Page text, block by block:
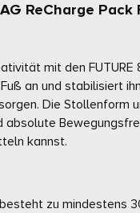
ReCharge Pack
mit den FUTURE
an und stabilisiert
Die Stollenform
kannst.
zu mindestens